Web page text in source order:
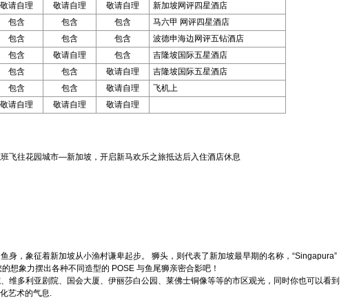
敬请自理 敬请自理 敬请自理
新加坡网评四星酒店
包含 包含 包含
马六甲 网评四星酒店
包含 包含 包含
波德申海边网评五钻酒店
包含 敬请自理 包含
吉隆坡国际五星酒店
包含 包含 敬请自理
吉隆坡国际五星酒店
包含 包含 敬请自理
飞机上
敬请自理 敬请自理 敬请自理
飞往花园城市—新加坡，开启新马欢乐之旅抵达后入住酒店休息
身，象征着新加坡从小渔村谦卑起步。 狮头，则代表了新加坡最早期的名称，“Singapura”
想象力摆出各种不同造型的 POSE 与鱼尾狮亲密合影吧！
维多利亚剧院、国会大厦、伊丽莎白公园、莱佛士铜像等等的市区观光，同时你也可以看到
艺术的气息.